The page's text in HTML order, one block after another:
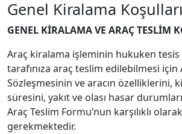
Genel Kiralama Koşulları
GENEL KİRALAMA VE ARAÇ TESLİM
Araç kiralama işleminin hukuken
tarafınıza araç teslim edilebilmesi için
Sözleşmesinin ve aracın özelliklerini,
süresini, yakıt ve olası hasar
Araç Teslim Formu’nun karşılıklı
gerekmektedir.